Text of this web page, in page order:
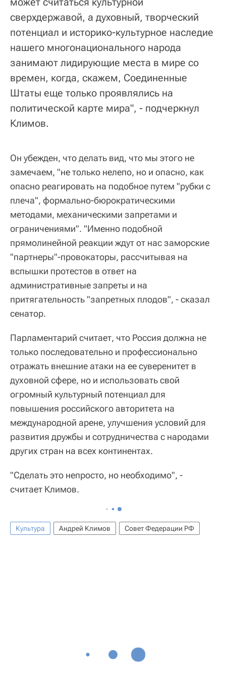
сверхдержавой, а духовный, творческий
потенциал и историко-культурное наследие
нашего многонационального народа
занимают лидирующие места в мире со
времен, когда, скажем, Соединенные
Штаты еще только проявлялись на
политической карте мира", - подчеркнул
Климов.
Он убежден, что делать вид, что мы этого не
замечаем, "не только нелепо, но и опасно, как
опасно реагировать на подобное путем "рубки с
плеча", формально-бюрократическими
методами, механическими запретами и
ограничениями". "Именно подобной
прямолинейной реакции ждут от нас заморские
"партнеры"-провокаторы, рассчитывая на
вспышки протестов в ответ на
административные запреты и на
притягательность "запретных плодов", - сказал
сенатор.
Парламентарий считает, что Россия должна не
только последовательно и профессионально
отражать внешние атаки на ее суверенитет в
духовной сфере, но и использовать свой
огромный культурный потенциал для
повышения российского авторитета на
международной арене, улучшения условий для
развития дружбы и сотрудничества с народами
других стран на всех континентах.
"Сделать это непросто, но необходимо", -
считает Климов.
Культура Андрей Климов Совет Федерации РФ